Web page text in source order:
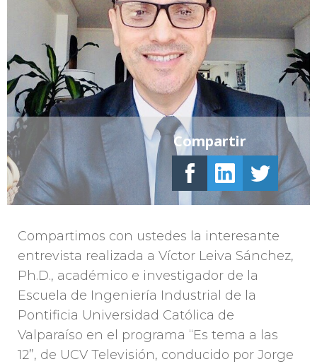
Compartimos con ustedes la interesante
entrevista realizada a Víctor Leiva Sánchez,
Ph.D., académico e investigador de la
Escuela de Ingeniería Industrial de la
Pontificia Universidad Católica de
Valparaíso en el programa “Es tema a las
12”, de UCV Televisión, conducido por Jorge
Compartir